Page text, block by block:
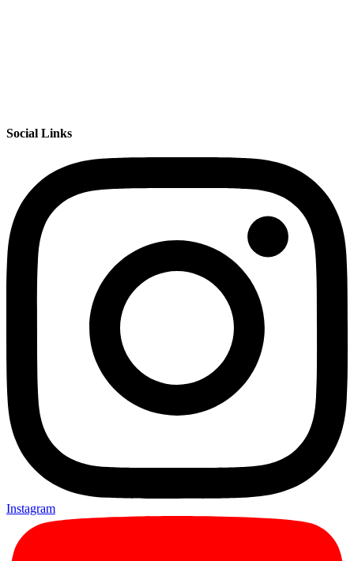
Social Links
Instagram